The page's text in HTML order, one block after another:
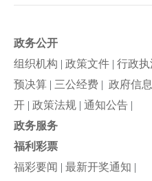
政务公开
组织机构 | 政策文件 | 行政执
预决算 | 三公经费 | 政府信
开 | 政策法规 | 通知公告 |
政务服务
福利彩票
福彩要闻 | 最新开奖通知 |